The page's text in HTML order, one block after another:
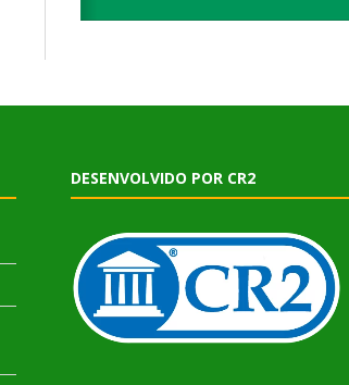
DESENVOLVIDO POR CR2